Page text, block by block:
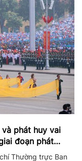
phát huy vai
đoạn phát
Thường trực Ban